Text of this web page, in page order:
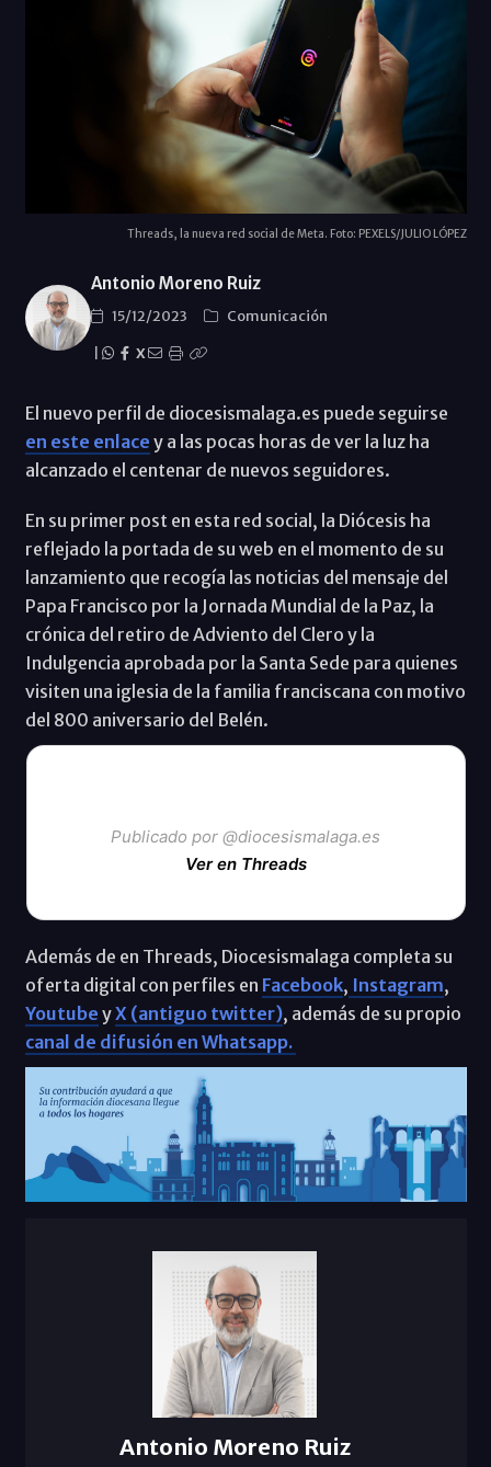
Threads, la nueva red social de Meta. Foto: PEXELS/JULIO LÓPEZ
Antonio Moreno Ruiz
15/12/2023
Comunicación
X
El nuevo perfil de diocesismalaga.es puede seguirse
en este enlace y a las pocas horas de ver la luz ha
alcanzado el centenar de nuevos seguidores.
En su primer post en esta red social, la Diócesis ha
reflejado la portada de su web en el momento de su
lanzamiento que recogía las noticias del mensaje del
Papa Francisco por la Jornada Mundial de la Paz, la
crónica del retiro de Adviento del Clero y la
Indulgencia aprobada por la Santa Sede para quienes
visiten una iglesia de la familia franciscana con motivo
del 800 aniversario del Belén.
Publicado por @diocesismalaga.es
Ver en Threads
Además de en Threads, Diocesismalaga completa su
oferta digital con perfiles en Facebook, Instagram,
Youtube yX (antiguo twitter), además de su propio
canal de difusión en Whatsapp.
Antonio Moreno Ruiz